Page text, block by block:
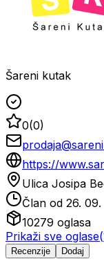
Šareni kutak
0(0)
https://
Ulica Josipa
Član od 26. 09.
10279 oglasa
Prikaži sve oglase(
Recenzije Dodaj